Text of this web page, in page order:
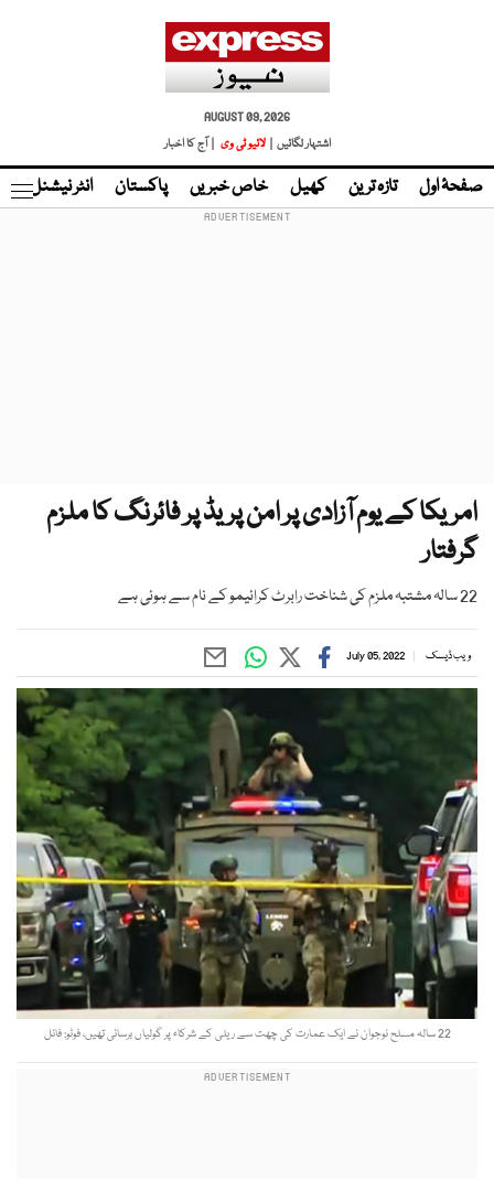
AUGUST 09, 2026
اشتہار لگائیں |
لائیو ٹی وی | آج کا اخبار
صفحۂ اول تازہ ترین کھیل خاص خبریں پاکستان انٹر نیشنل
امریکا کے یوم آزادی پر امن پریڈ پر فائرنگ کا ملزم
گرفتار
22 سالہ مشتبہ ملزم کی شناخت رابرٹ کرائیمو کے نام سے ہوئی ہے
ویب ڈیسک July 05, 2022
22 سالہ مسلح نوجوان نے ایک عمارت کی چھت سے ریلی کے شرکاء پر گولیاں برسائی تھیں، فوٹو: فائل